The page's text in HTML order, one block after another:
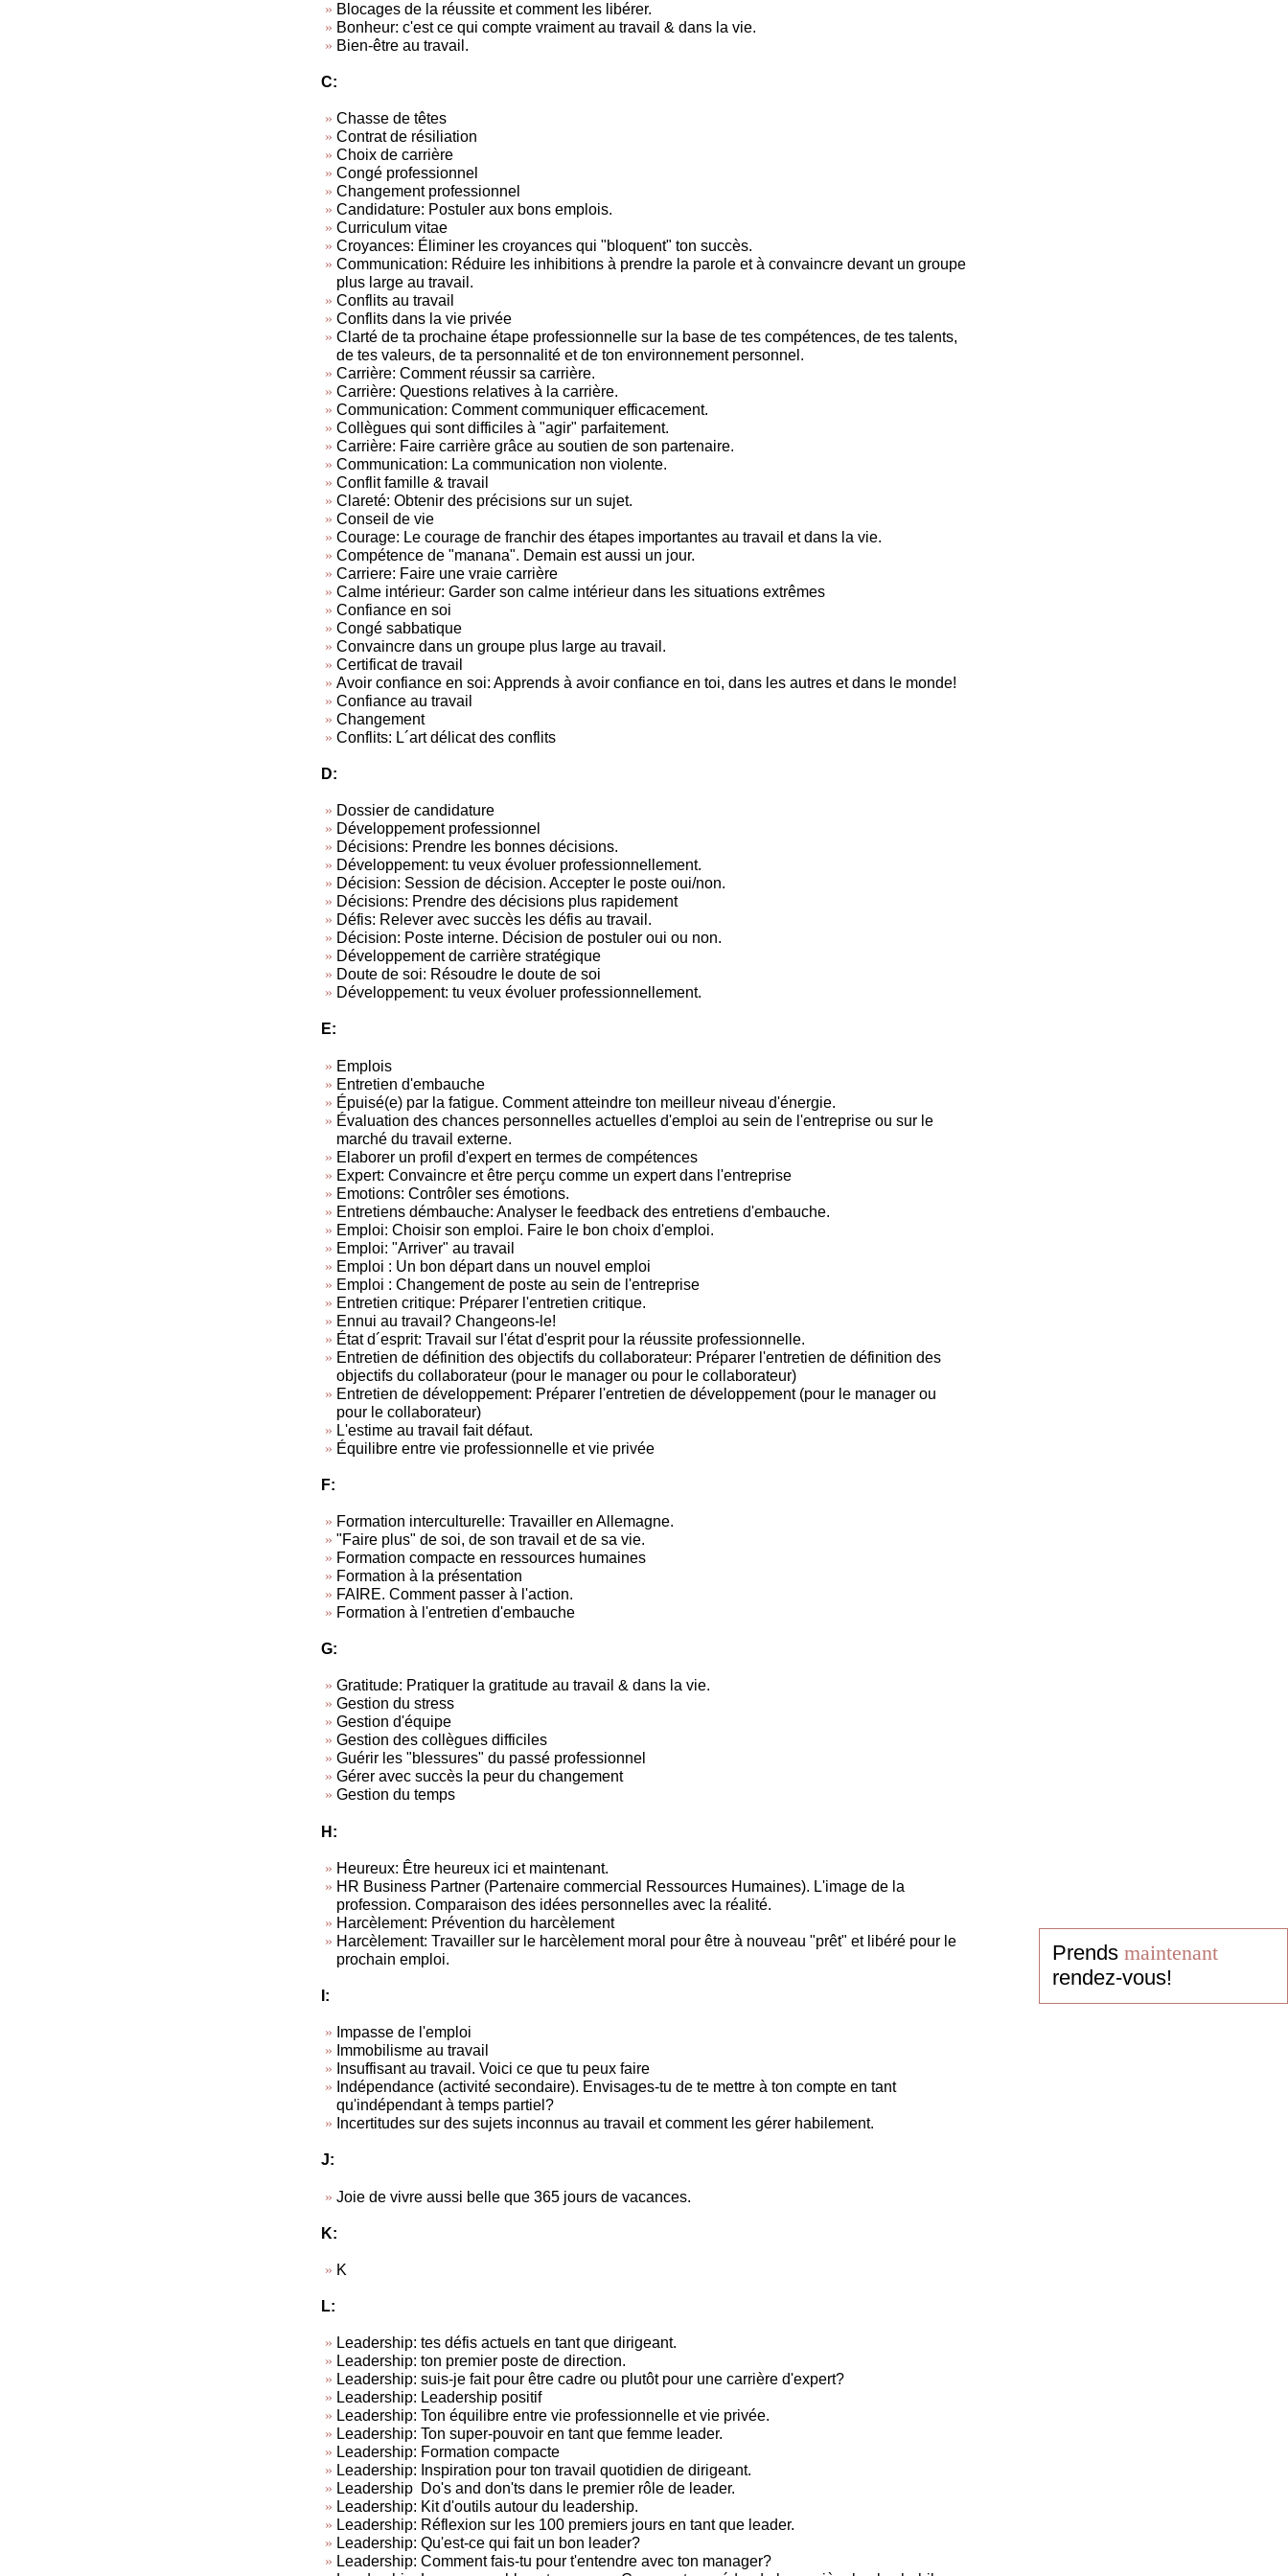
Blocages de la réussite et comment les libérer.
Bonheur: c'est ce qui compte vraiment au travail & dans la vie.
Bien-être au travail.
C:
Chasse de têtes
Contrat de résiliation
Choix de carrière
Congé professionnel
Changement professionnel
Candidature: Postuler aux bons emplois.
Curriculum vitae
Croyances: Éliminer les croyances qui "bloquent" ton succès.
Communication: Réduire les inhibitions à prendre la parole et à convaincre devant un groupe
plus large au travail.
Conflits au travail
Conflits dans la vie privée
Clarté de ta prochaine étape professionnelle sur la base de tes compétences, de tes talents,
de tes valeurs, de ta personnalité et de ton environnement personnel.
Carrière: Comment réussir sa carrière.
Carrière: Questions relatives à la carrière.
Communication: Comment communiquer efficacement.
Collègues qui sont difficiles à "agir" parfaitement.
Carrière: Faire carrière grâce au soutien de son partenaire.
Communication: La communication non violente.
Conflit famille & travail
Clareté: Obtenir des précisions sur un sujet.
Conseil de vie
Courage: Le courage de franchir des étapes importantes au travail et dans la vie.
Compétence de "manana". Demain est aussi un jour.
Carriere: Faire une vraie carrière
Calme intérieur: Garder son calme intérieur dans les situations extrêmes
Confiance en soi
Congé sabbatique
Convaincre dans un groupe plus large au travail.
Certificat de travail
Avoir confiance en soi: Apprends à avoir confiance en toi, dans les autres et dans le monde!
Confiance au travail
Changement
Conflits: L´art délicat des conflits
D:
Dossier de candidature
Développement professionnel
Décisions: Prendre les bonnes décisions.
Développement: tu veux évoluer professionnellement.
Décision: Session de décision. Accepter le poste oui/non.
Décisions: Prendre des décisions plus rapidement
Défis: Relever avec succès les défis au travail.
Décision: Poste interne. Décision de postuler oui ou non.
Développement de carrière stratégique
Doute de soi: Résoudre le doute de soi
Développement: tu veux évoluer professionnellement.
E:
Emplois
Entretien d'embauche
Épuisé(e) par la fatigue. Comment atteindre ton meilleur niveau d'énergie.
Évaluation des chances personnelles actuelles d'emploi au sein de l'entreprise ou sur le
marché du travail externe.
Elaborer un profil d'expert en termes de compétences
Expert: Convaincre et être perçu comme un expert dans l'entreprise
Emotions: Contrôler ses émotions.
Entretiens démbauche: Analyser le feedback des entretiens d'embauche.
Emploi: Choisir son emploi. Faire le bon choix d'emploi.
Emploi: "Arriver" au travail
Emploi : Un bon départ dans un nouvel emploi
Emploi : Changement de poste au sein de l'entreprise
Entretien critique: Préparer l'entretien critique.
Ennui au travail? Changeons-le!
État d´esprit: Travail sur l'état d'esprit pour la réussite professionnelle.
Entretien de définition des objectifs du collaborateur: Préparer l'entretien de définition des
objectifs du collaborateur (pour le manager ou pour le collaborateur)
Entretien de développement: Préparer l'entretien de développement (pour le manager ou
pour le collaborateur)
L'estime au travail fait défaut.
Équilibre entre vie professionnelle et vie privée
F:
Formation interculturelle: Travailler en Allemagne.
"Faire plus" de soi, de son travail et de sa vie.
Formation compacte en ressources humaines
Formation à la présentation
FAIRE. Comment passer à l'action.
Formation à l'entretien d'embauche
G:
Gratitude: Pratiquer la gratitude au travail & dans la vie.
Gestion du stress
Gestion d'équipe
Gestion des collègues difficiles
Guérir les "blessures" du passé professionnel
Gérer avec succès la peur du changement
Gestion du temps
H:
Heureux: Être heureux ici et maintenant.
HR Business Partner (Partenaire commercial Ressources Humaines). L'image de la
profession. Comparaison des idées personnelles avec la réalité.
Harcèlement: Prévention du harcèlement
Harcèlement: Travailler sur le harcèlement moral pour être à nouveau "prêt" et libéré pour le
prochain emploi.
I:
Impasse de l'emploi
Immobilisme au travail
Insuffisant au travail. Voici ce que tu peux faire
Indépendance (activité secondaire). Envisages-tu de te mettre à ton compte en tant
qu'indépendant à temps partiel?
Incertitudes sur des sujets inconnus au travail et comment les gérer habilement.
J:
Joie de vivre aussi belle que 365 jours de vacances.
K:
K
L:
Leadership: tes défis actuels en tant que dirigeant.
Leadership: ton premier poste de direction.
Leadership: suis-je fait pour être cadre ou plutôt pour une carrière d'expert?
Leadership: Leadership positif
Leadership: Ton équilibre entre vie professionnelle et vie privée.
Leadership: Ton super-pouvoir en tant que femme leader.
Leadership: Formation compacte
Leadership: Inspiration pour ton travail quotidien de dirigeant.
Leadership Do's and don'ts dans le premier rôle de leader.
Leadership: Kit d'outils autour du leadership.
Leadership: Réflexion sur les 100 premiers jours en tant que leader.
Leadership: Qu'est-ce qui fait un bon leader?
Leadership: Comment fais-tu pour t'entendre avec ton manager?
Prends maintenant
rendez-vous!